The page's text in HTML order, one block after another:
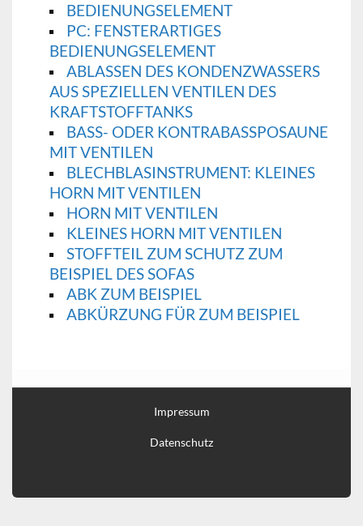
BEDIENUNGSELEMENT
PC: FENSTERARTIGES
BEDIENUNGSELEMENT
ABLASSEN DES KONDENZWASSERS
AUS SPEZIELLEN VENTILEN DES
KRAFTSTOFFTANKS
BASS- ODER KONTRABASSPOSAUNE
MIT VENTILEN
BLECHBLASINSTRUMENT: KLEINES
HORN MIT VENTILEN
HORN MIT VENTILEN
KLEINES HORN MIT VENTILEN
STOFFTEIL ZUM SCHUTZ ZUM
BEISPIEL DES SOFAS
ABK ZUM BEISPIEL
ABKÜRZUNG FÜR ZUM BEISPIEL
Impressum
Datenschutz